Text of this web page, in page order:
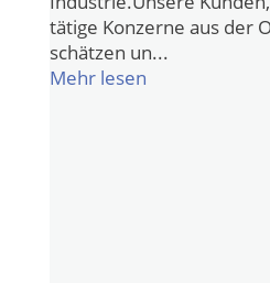
tätige Konzerne aus der
schätzen un...
Mehr lesen